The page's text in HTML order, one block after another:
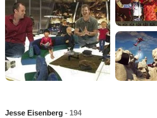
Jesse Eisenberg - 194